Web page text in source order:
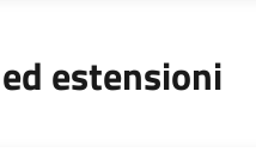
estensioni